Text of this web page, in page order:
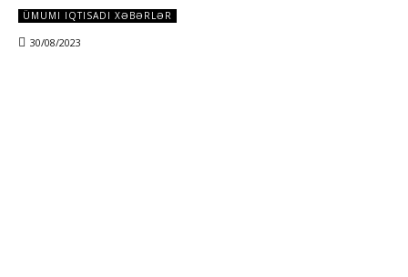
ÜMUMI IQTISADI XƏBƏRLƏR
30/08/2023